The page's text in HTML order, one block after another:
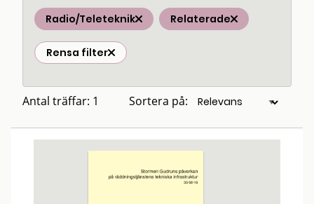
Radio/Teleteknik Relaterade
Rensa filter
Antal träffar: 1 Sortera på: